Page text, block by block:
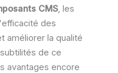
CMS, les
des
améliorer la qualité
de ce
avantages encore